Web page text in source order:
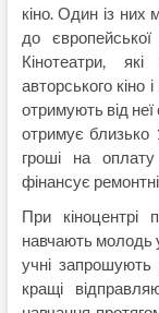
кіно. Один із них
до
Кінотеатри,
авторського кіно
отримують від
отримує близько
гроші на
фінансує
При кіноцентрі
навчають молодь
учні запрошують
кращі